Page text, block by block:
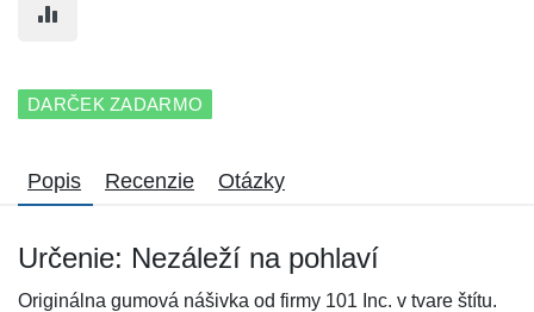
DARČEK ZADARMO
Popis Recenzie Otázky
Určenie: Nezáleží na pohlaví
Originálna gumová nášivka od firmy 101 Inc. v tvare štítu.